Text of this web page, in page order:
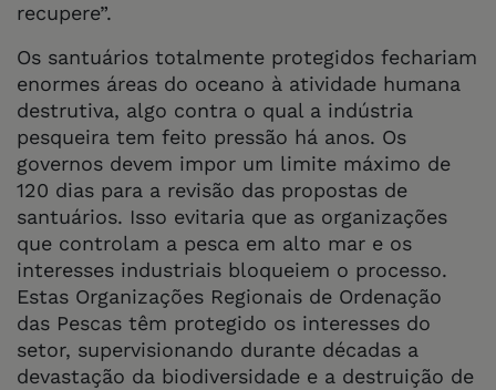
recupere”.
Os santuários totalmente protegidos fechariam
enormes áreas do oceano à atividade humana
destrutiva, algo contra o qual a indústria
pesqueira tem feito pressão há anos. Os
governos devem impor um limite máximo de
120 dias para a revisão das propostas de
santuários. Isso evitaria que as organizações
que controlam a pesca em alto mar e os
interesses industriais bloqueiem o processo.
Estas Organizações Regionais de Ordenação
das Pescas têm protegido os interesses do
setor, supervisionando durante décadas a
devastação da biodiversidade e a destruição de